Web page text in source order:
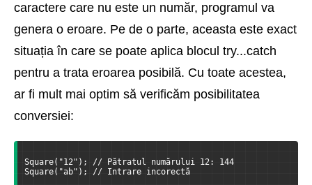
caractere care nu este un număr, programul va
genera o eroare. Pe de o parte, aceasta este exact
situația în care se poate aplica blocul try...catch
pentru a trata eroarea posibilă. Cu toate acestea,
ar fi mult mai optim să verificăm posibilitatea
conversiei:
Square("12"); // Pătratul numărului 12: 144
Square("ab"); // Intrare incorectă